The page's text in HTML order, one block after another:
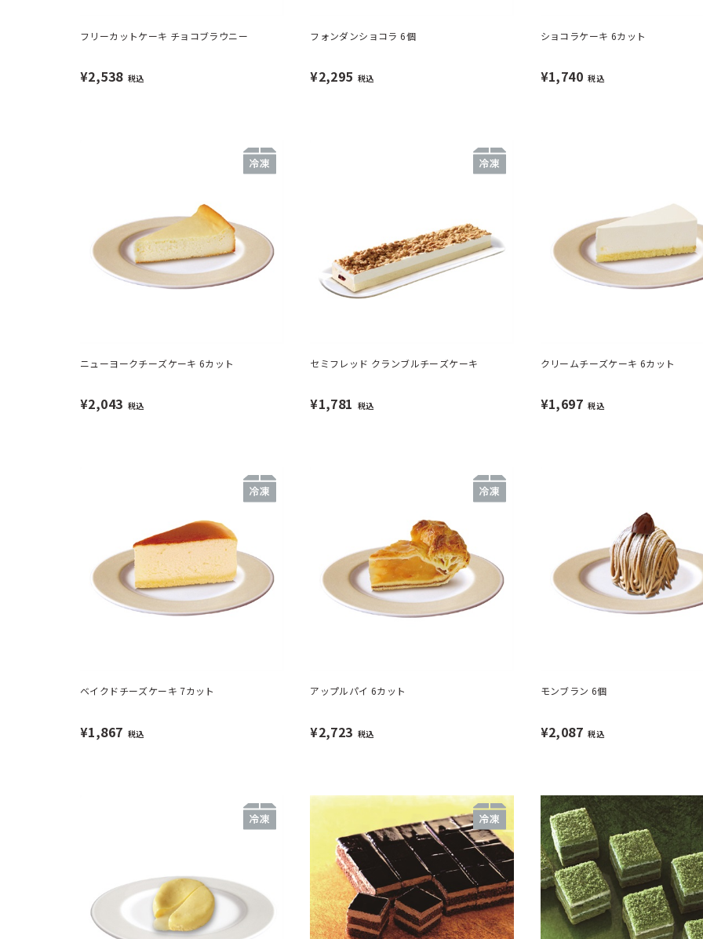
フリーカットケーキ チョコブラウニー
¥2,538 税込
フォンダンショコラ 6個
¥2,295 税込
ショコラケーキ 6カット
¥1,740 税込
ニューヨークチーズケーキ 6カット
¥2,043 税込
セミフレッド クランブルチーズケーキ
¥1,781 税込
クリームチーズケーキ 6カット
¥1,697 税込
ベイクドチーズケーキ 7カット
¥1,867 税込
アップルパイ 6カット
¥2,723 税込
モンブラン 6個
¥2,087 税込